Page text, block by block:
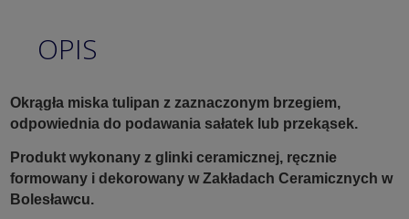
OPIS
Okrągła miska tulipan z zaznaczonym brzegiem,
odpowiednia do podawania sałatek lub przekąsek.
Produkt wykonany z glinki ceramicznej, ręcznie
formowany i dekorowany w Zakładach Ceramicznych w
Bolesławcu.